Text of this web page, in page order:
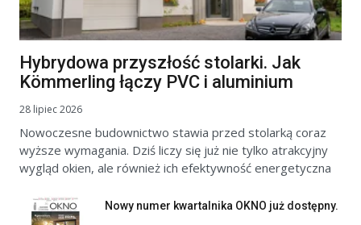
Hybrydowa przyszłość stolarki. Jak
Kömmerling łączy PVC i aluminium
28 lipiec 2026
Nowoczesne budownictwo stawia przed stolarką coraz
wyższe wymagania. Dziś liczy się już nie tylko atrakcyjny
wygląd okien, ale również ich efektywność energetyczna
Nowy numer kwartalnika OKNO już dostępny.